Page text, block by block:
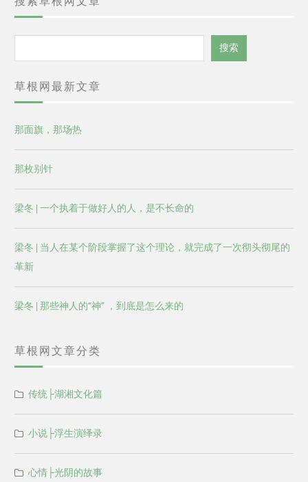
索
搜索
草根网最新文章
那面旗，那场热
那枚别针
梁冬 | 一个执着于做好人的人，是不长命的
梁冬 | 当人在某个阶段掌握了这个理论，就完成了一次彻头彻尾的
革新
梁冬 | 那些神人的“神” ，到底是怎么来的
草根网文章分类
传统├湖湘文化篇
小说├浮生演绎录
心情├光阴的故事